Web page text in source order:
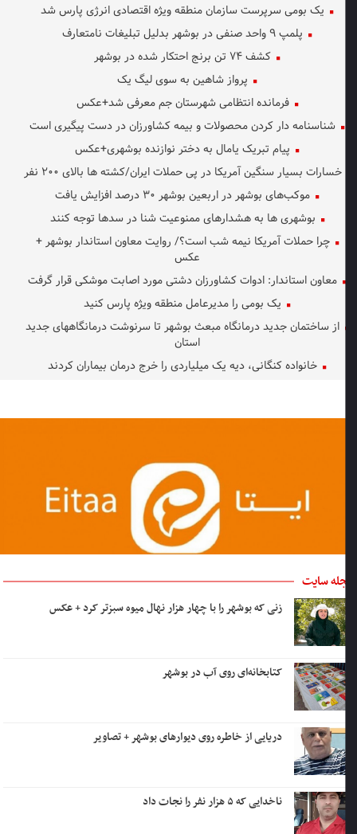
یک بومی سرپرست سازمان منطقه ویژه اقتصادی انرژی پارس شد
پلمپ ۹ واحد صنفی در بوشهر بدلیل تبلیغات نامتعارف
کشف ۷۴ تن برنج احتکار شده در بوشهر
پرواز شاهین به سوی لیگ یک
فرمانده انتظامی شهرستان جم معرفی شد+عکس
شناسنامه دار کردن محصولات و بیمه کشاورزان در دست پیگیری است
پیام تبریک یامال به دختر نوازنده بوشهری+عکس
خسارات بسیار سنگین آمریکا در پی حملات ایران/کشته ها بالای ۲۰۰ نفر
موکب‌های بوشهر در اربعین بوشهر ۳۰ درصد افزایش یافت
بوشهری ها به هشدارهای ممنوعیت شنا در سدها توجه کنند
چرا حملات آمریکا نیمه شب است؟/ روایت معاون استاندار بوشهر +
عکس
معاون استاندار: ادوات کشاورزان دشتی مورد اصابت موشکی قرار گرفت
یک بومی را مدیرعامل منطقه ویژه پارس کنید
از ساختمان جدید درمانگاه مبعث بوشهر تا سرنوشت درمانگاههای جدید
استان
خانواده کنگانی، دیه یک میلیاردی را خرج درمان بیماران کردند
سایت
زنی که بوشهر را با چهار هزار نهال میوه سبزتر کرد + عکس
کتابخانه‌ای روی آب در بوشهر
دریایی از خاطره روی دیوارهای بوشهر + تصاویر
ناخدایی که ۵ هزار نفر را نجات داد